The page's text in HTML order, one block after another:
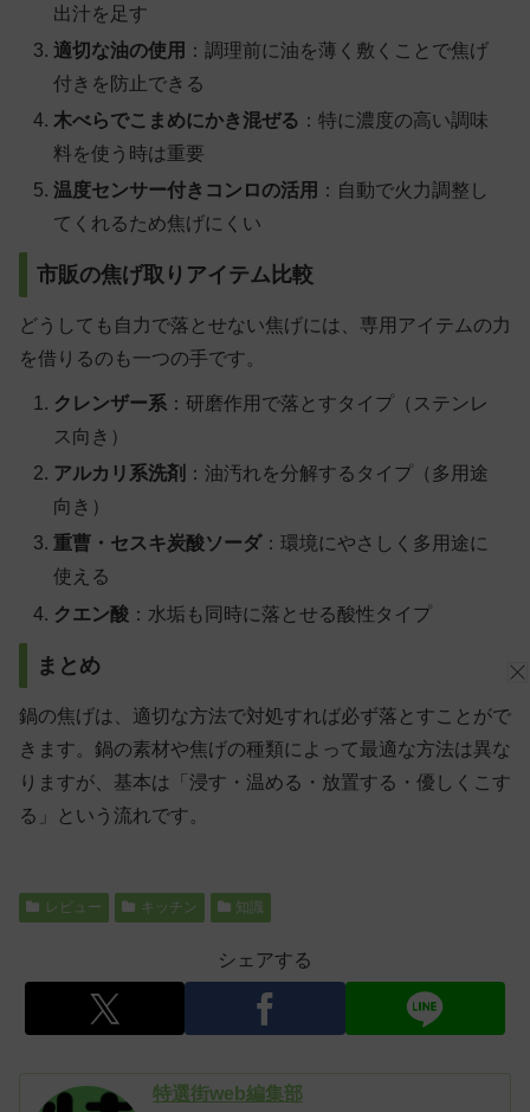
出汁を足す
適切な油の使用 ：調理前に油を薄く敷くことで焦げ
付きを防止できる
木べらでこまめにかき混ぜる ：特に濃度の高い調味
料を使う時は重要
温度センサー付きコンロの活用 ：自動で火力調整し
てくれるため焦げにくい
市販の焦げ取りアイテム比較
どうしても自力で落とせない焦げには、専用アイテムの力
を借りるのも一つの手です。
クレンザー系 ：研磨作用で落とすタイプ（ステンレ
ス向き）
アルカリ系洗剤 ：油汚れを分解するタイプ（多用途
向き）
重曹・セスキ炭酸ソーダ ：環境にやさしく多用途に
使える
クエン酸 ：水垢も同時に落とせる酸性タイプ
まとめ
鍋の焦げは、適切な方法で対処すれば必ず落とすことがで
きます。鍋の素材や焦げの種類によって最適な方法は異な
りますが、基本は「浸す・温める・放置する・優しくこす
る」という流れです。
レビュー キッチン 知識
シェアする
特選街web編集部